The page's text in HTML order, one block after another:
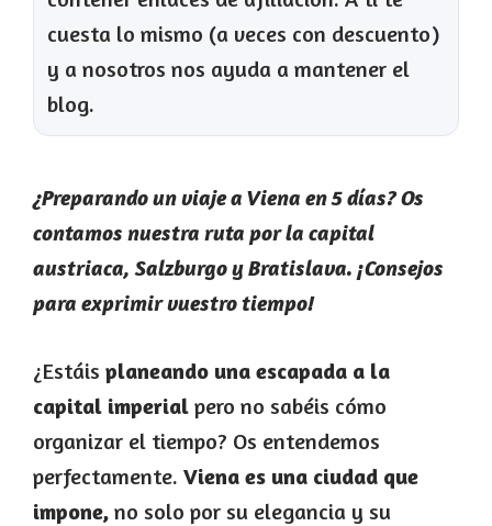
cuesta lo mismo (a veces con descuento)
y a nosotros nos ayuda a mantener el
blog.
¿Preparando un viaje a Viena en 5 días? Os
contamos nuestra ruta por la capital
austriaca, Salzburgo y Bratislava. ¡Consejos
para exprimir vuestro tiempo!
¿Estáis planeando una escapada a la
capital imperial pero no sabéis cómo
organizar el tiempo? Os entendemos
perfectamente. Viena es una ciudad que
impone, no solo por su elegancia y su